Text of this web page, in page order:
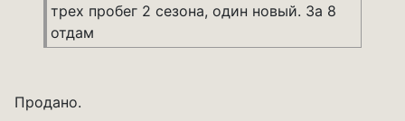
трех пробег 2 сезона, один новый. За 8
отдам
Продано.